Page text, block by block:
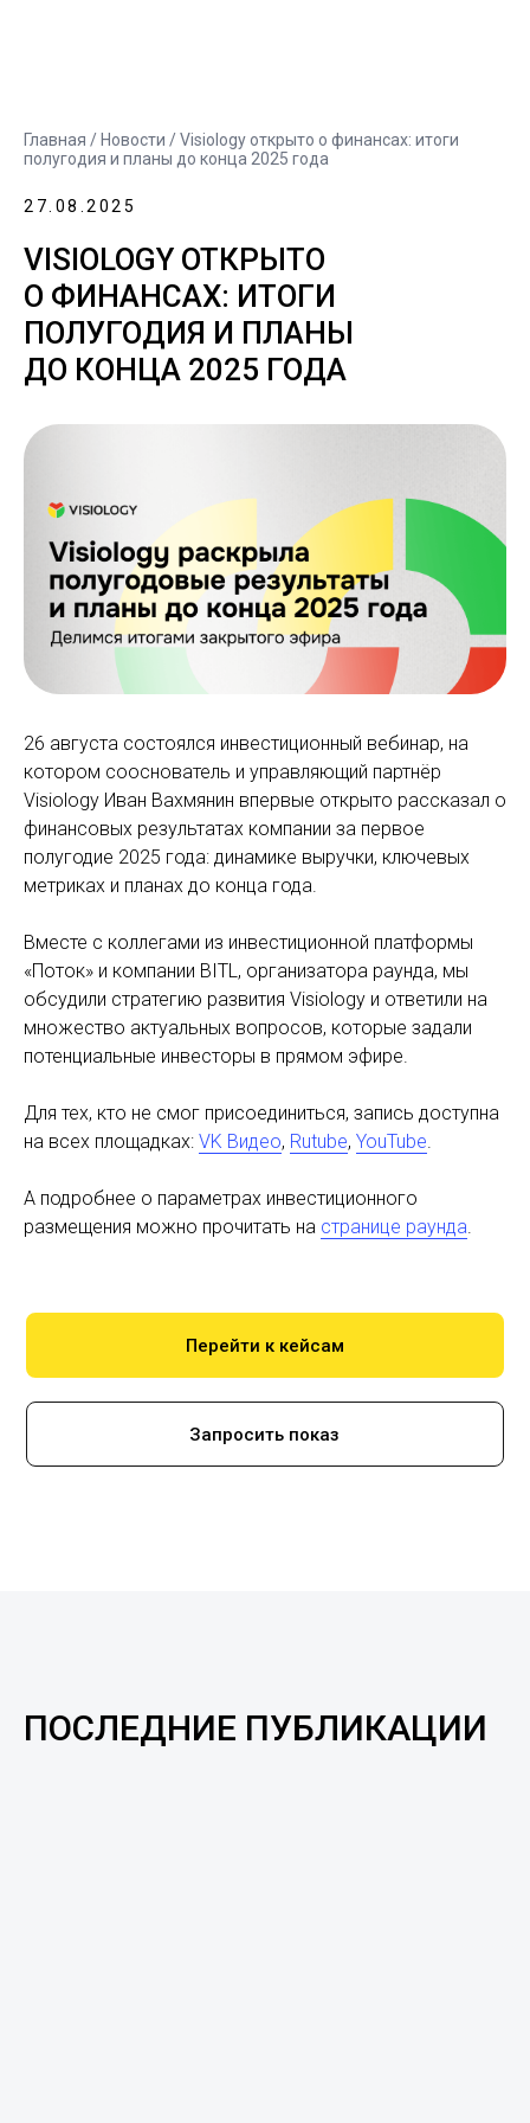
Главная / Новости / Visiology открыто о финансах: итоги
полугодия и планы до конца 2025 года
27.08.2025
VISIOLOGY ОТКРЫТО
О ФИНАНСАХ: ИТОГИ
ПОЛУГОДИЯ И ПЛАНЫ
ДО КОНЦА 2025 ГОДА
26 августа состоялся инвестиционный вебинар, на
котором сооснователь и управляющий партнёр
Visiology Иван Вахмянин впервые открыто рассказал о
финансовых результатах компании за первое
полугодие 2025 года: динамике выручки, ключевых
метриках и планах до конца года.
Вместе с коллегами из инвестиционной платформы
«Поток» и компании BITL, организатора раунда, мы
обсудили стратегию развития Visiology и ответили на
множество актуальных вопросов, которые задали
потенциальные инвесторы в прямом эфире.
Для тех, кто не смог присоединиться, запись доступна
на всех площадках: VK Видео, Rutube, YouTube.
А подробнее о параметрах инвестиционного
размещения можно прочитать на странице раунда.
Перейти к кейсам
Запросить показ
ПОСЛЕДНИЕ ПУБЛИКАЦИИ